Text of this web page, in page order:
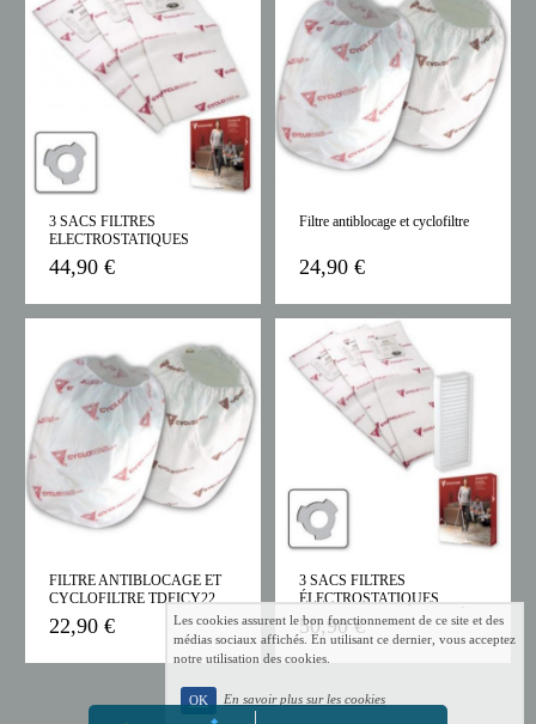
3 SACS FILTRES
ELECTROSTATIQUES
ROBUSTES TDSAC93C
44,90 €
Filtre antiblocage et cyclofiltre
24,90 €
FILTRE ANTIBLOCAGE ET
CYCLOFILTRE TDFICY22
22,90 €
3 SACS FILTRES
ÉLECTROSTATIQUES
ROBUSTES ET 1 FILTRE À
POUSSIÈRES DE
CARBONNE TDSAC83C
50,90 €
Les cookies assurent le bon fonctionnement de ce site et des
médias sociaux affichés. En utilisant ce dernier, vous acceptez
notre utilisation des cookies.
OK En savoir plus sur les cookies